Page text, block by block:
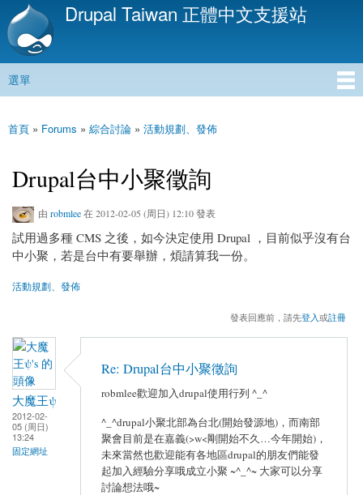
移
內
Drupal Taiwan 正體中文支援站
主選單
選單
您在這裡
首頁 » Forums » 綜合討論 » 活動規劃、發佈
Drupal台中小聚徵詢
由 robmlee在 2012-02-05 (周日) 12:10 發表
試用過多種 CMS 之後，如今決定使用 Drupal ，目前似乎沒有台
中小聚，若是台中有要舉辦，煩請算我一份。
活動規劃、發佈
發表回應前，請先登入或註冊
大魔王ψ
2012-02-
05 (周日)
13:24
固定網址
Re: Drupal台中小聚徵詢
robmlee歡迎加入drupal使用行列 ^_^
^_^drupal小聚北部為台北(開始發源地)，而南部
聚會目前是在嘉義(>w<剛開始不久…今年開始)，
未來當然也歡迎能有各地區drupal的朋友們能發
起加入經驗分享哦成立小聚 ~^_^~ 大家可以分享
討論想法哦~